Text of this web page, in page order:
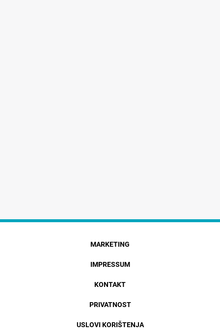
MARKETING
IMPRESSUM
KONTAKT
PRIVATNOST
USLOVI KORIŠTENJA